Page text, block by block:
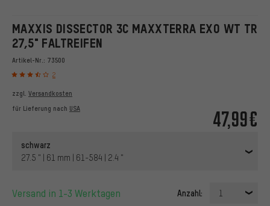
MAXXIS DISSECTOR 3C MAXXTERRA EXO WT TR
27,5" FALTREIFEN
Artikel-Nr.: 73500
2
47,99€
zzgl. Versandkosten
für Lieferung nach USA
schwarz
27.5 " | 61 mm | 61-584 | 2.4 "
Versand in 1-3 Werktagen Anzahl: 1